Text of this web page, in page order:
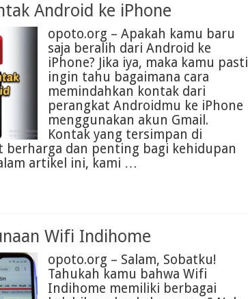
Android ke iPhone
opoto.org – Apakah kamu baru
saja beralih dari Android ke
iPhone? Jika iya, maka kamu pasti
ingin tahu bagaimana cara
memindahkan kontak dari
perangkat Androidmu ke iPhone
menggunakan akun Gmail.
Kontak yang tersimpan di
berharga dan penting bagi kehidupan
artikel ini, kami …
Wifi Indihome
opoto.org – Salam, Sobatku!
Tahukah kamu bahwa Wifi
Indihome memiliki berbagai